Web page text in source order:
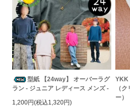
型紙 【24way】 オーバーラグ
ラン - ジュニア レディース メンズ -
1,200円(税込1,320円)
YKK
（
ー）